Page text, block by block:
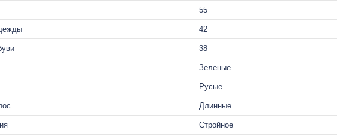
55
42
38
Зеленые
Русые
Длинные
Стройное